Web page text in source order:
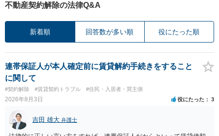
不動産契約解除の法律Q&A
新着順 回答数が多い順 役にたった順
連帯保証人が本人確定前に賃貸解約手続きをすること
に関して
#契約解除 #賃貸契約トラブル #住民・入居者・買主側
2026年8月3日 役にたった 3
吉田 雄大 弁護士